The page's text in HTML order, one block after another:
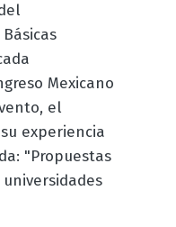
Mexicano
el
experiencia
"Propuestas